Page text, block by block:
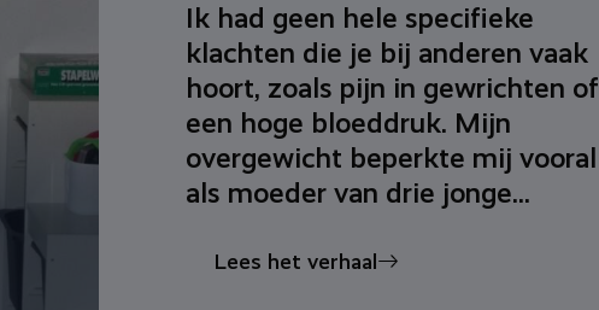
Ik had geen hele specifieke
klachten die je bij anderen vaak
hoort, zoals pijn in gewrichten of
een hoge bloeddruk. Mijn
overgewicht beperkte mij vooral
als moeder van drie jonge...
Lees het verhaal